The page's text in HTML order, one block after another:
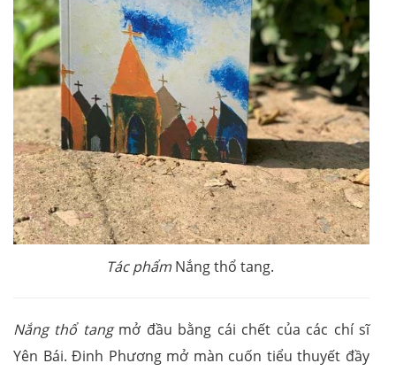
Tác phẩm Nắng thổ tang.
Nắng thổ tangmở đầu bằng cái chết của các chí sĩ
Yên Bái. Đinh Phương mở màn cuốn tiểu thuyết đầy